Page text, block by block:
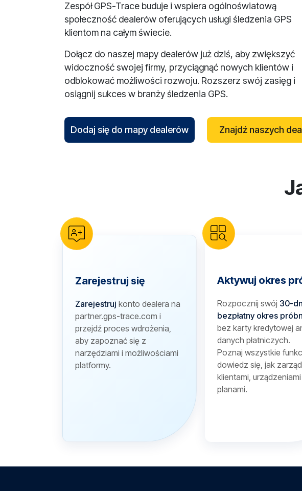
Zespół GPS-Trace buduje i wspiera ogólnoświatową
społeczność dealerów oferujących usługi śledzenia GPS
klientom na całym świecie.
Dołącz do naszej mapy dealerów już dziś, aby zwiększyć
widoczność swojej firmy, przyciągnąć nowych klientów i
odblokować możliwości rozwoju. Rozszerz swój zasięg i
osiągnij sukces w branży śledzenia GPS.
Dodaj się do mapy dealerów Znajdź naszych
Zarejestruj się
Zarejestruj konto dealera na
partner.gps-trace.com i
przejdź proces wdrożenia,
aby zapoznać się z
narzędziami i możliwościami
platformy.
Aktywuj okres
Rozpocznij swój 30-
bezpłatny okres
bez karty kredytowej
danych płatniczych.
Poznaj wszystkie
dowiedz się, jak
klientami, urządzeniami
planami.